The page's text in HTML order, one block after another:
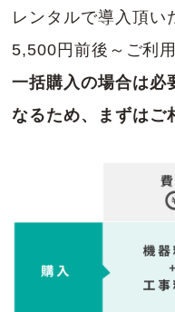
レンタルで導入頂い
5,500円前後～ご利
一括購入の場合は必
なるため、まずはご